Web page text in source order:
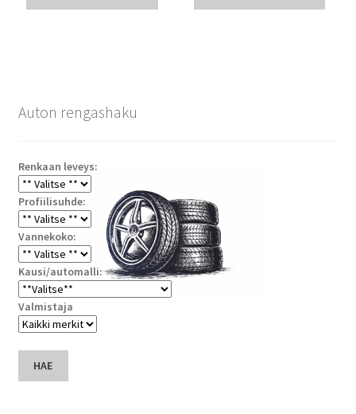
Auton rengashaku
Renkaan leveys:
Profiilisuhde:
Vannekoko:
Kausi/automalli:
Valmistaja
HAE